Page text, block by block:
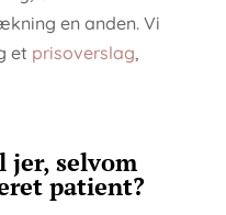
en anden. Vi
et prisoverslag,
jer, selvom
patient?